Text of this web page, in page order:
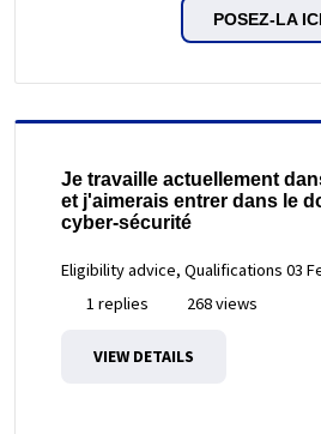
POSEZ-LA ICI
Je travaille actuellement
et j'aimerais entrer dans le
cyber-sécurité
Eligibility advice, Qualifications 03
1 replies
268 views
VIEW DETAILS